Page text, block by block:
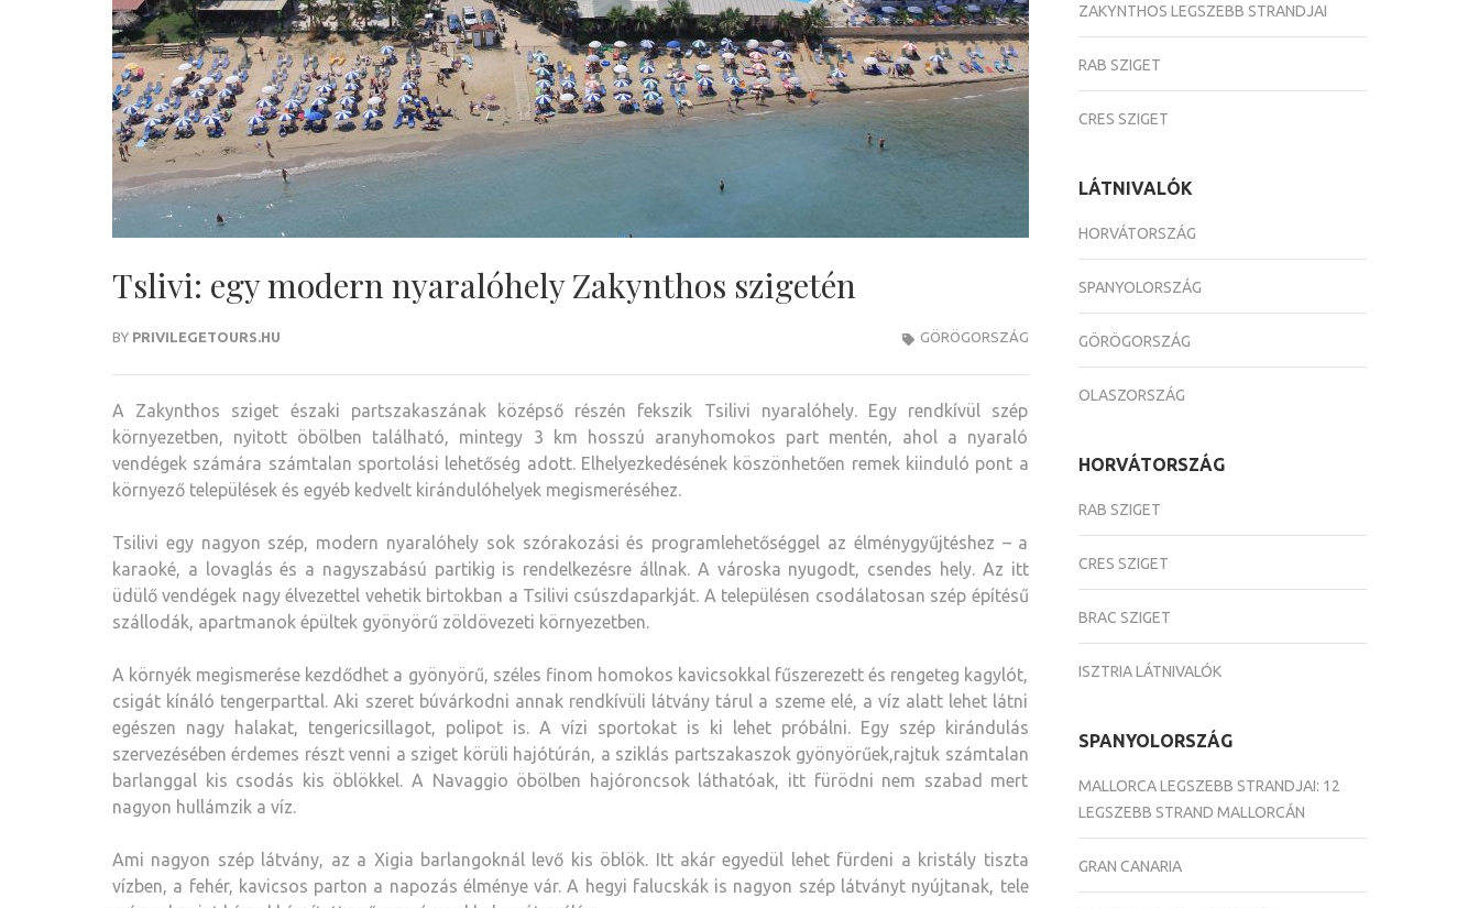
Tslivi: egy modern nyaralóhely Zakynthos szigetén
BY PRIVILEGETOURS.HU GÖRÖGORSZÁG
A Zakynthos sziget északi partszakaszának középső részén fekszik Tsilivi nyaralóhely. Egy rendkívül szép
környezetben, nyitott öbölben található, mintegy 3 km hosszú aranyhomokos part mentén, ahol a nyaraló
vendégek számára számtalan sportolási lehetőség adott.Elhelyezkedésének köszönhetően remek kiinduló pont a
környező települések és egyéb kedvelt kirándulóhelyek megismeréséhez.
Tsilivi egy nagyon szép, modern nyaralóhely sok szórakozási és programlehetőséggel az élménygyűjtéshez – a
karaoké, a lovaglás és a nagyszabású partikig is rendelkezésre állnak. A városka nyugodt, csendes hely. Az itt
üdülő vendégek nagy élvezettel vehetik birtokban a Tsilivi csúszdaparkját. A településen csodálatosan szép építésű
szállodák, apartmanok épültek gyönyörű zöldövezeti környezetben.
A környék megismerése kezdődhet a gyönyörű, széles finom homokos kavicsokkal fűszerezett és rengeteg kagylót,
csigát kínáló tengerparttal. Aki szeret búvárkodni annak rendkívüli látvány tárul a szeme elé, a víz alatt lehet látni
egészen nagy halakat, tengericsillagot, polipot is. A vízi sportokat is ki lehet próbálni. Egy szép kirándulás
szervezésében érdemes részt venni a sziget körüli hajótúrán, a sziklás partszakaszok gyönyörűek,rajtuk számtalan
barlanggal kis csodás kis öblökkel. A Navaggio öbölben hajóroncsok láthatóak, itt fürödni nem szabad mert
nagyon hullámzik a víz.
Ami nagyon szép látvány, az a Xigia barlangoknál levő kis öblök. Itt akár egyedül lehet fürdeni a kristály tiszta
vízben, a fehér, kavicsos parton a napozás élménye vár. A hegyi falucskák is nagyon szép látványt nyújtanak, tele
ZAKYNTHOS LEGSZEBB STRANDJAI
RAB SZIGET
CRES SZIGET
LÁTNIVALÓK
HORVÁTORSZÁG
SPANYOLORSZÁG
GÖRÖGORSZÁG
OLASZORSZÁG
HORVÁTORSZÁG
RAB SZIGET
CRES SZIGET
BRAC SZIGET
ISZTRIA LÁTNIVALÓK
SPANYOLORSZÁG
MALLORCA LEGSZEBB STRANDJAI: 12
LEGSZEBB STRAND MALLORCÁN
GRAN CANARIA